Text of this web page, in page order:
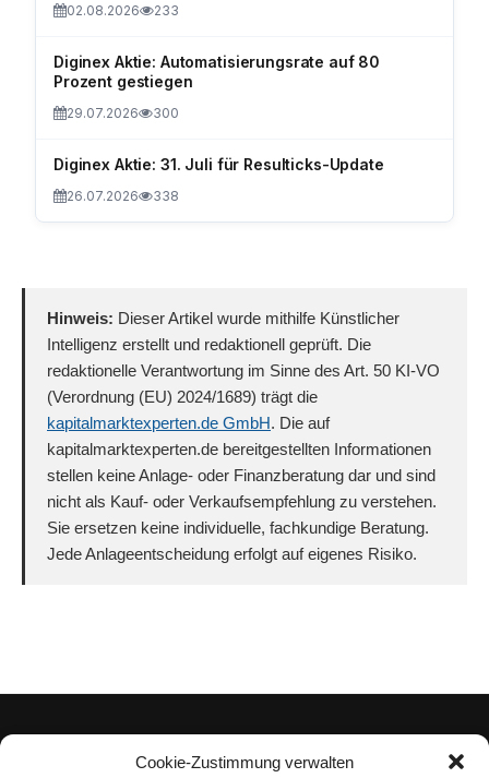
Cookie-Zustimmung verwalten
02.08.2026 233
Diginex Aktie: Automatisierungsrate auf 80
Prozent gestiegen
29.07.2026 300
Diginex Aktie: 31. Juli für Resulticks-Update
26.07.2026 338
Hinweis: Dieser Artikel wurde mithilfe Künstlicher
Intelligenz erstellt und redaktionell geprüft. Die
redaktionelle Verantwortung im Sinne des Art. 50 KI-VO
(Verordnung (EU) 2024/1689) trägt die
kapitalmarktexperten.de GmbH. Die auf
kapitalmarktexperten.de bereitgestellten Informationen
stellen keine Anlage- oder Finanzberatung dar und sind
nicht als Kauf- oder Verkaufsempfehlung zu verstehen.
Sie ersetzen keine individuelle, fachkundige Beratung.
Jede Anlageentscheidung erfolgt auf eigenes Risiko.